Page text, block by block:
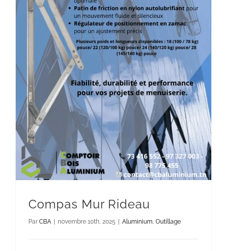
Compas Mur Rideau
Aluminium Outillage
Compas Mur Rideau
Par CBA | novembre 10th, 2025 | Aluminium Outillage